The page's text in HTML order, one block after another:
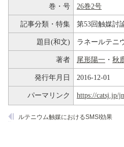
巻・号 26巻2号
記事分類・特集 第53回触媒討
題目(和文) ラネールテニ
著者 尾形陽一 ・ 秋
発行年月日 2016-12-01
パーマリンク https://catsj.jp/
ルテニウム触媒におけるSMSI効果